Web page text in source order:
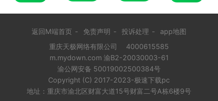
返回M端首页 - 免责声明 - 投诉处理 -
app地图
重庆天极网络有限公司
4000615585
m.mydown.com 渝B2-20030003-61
渝公网安备 50019002500384号
Copyright (C) 2017-2023-极速下载pc
地址：重庆市渝北区财富大道15号财富二号A栋6楼9号